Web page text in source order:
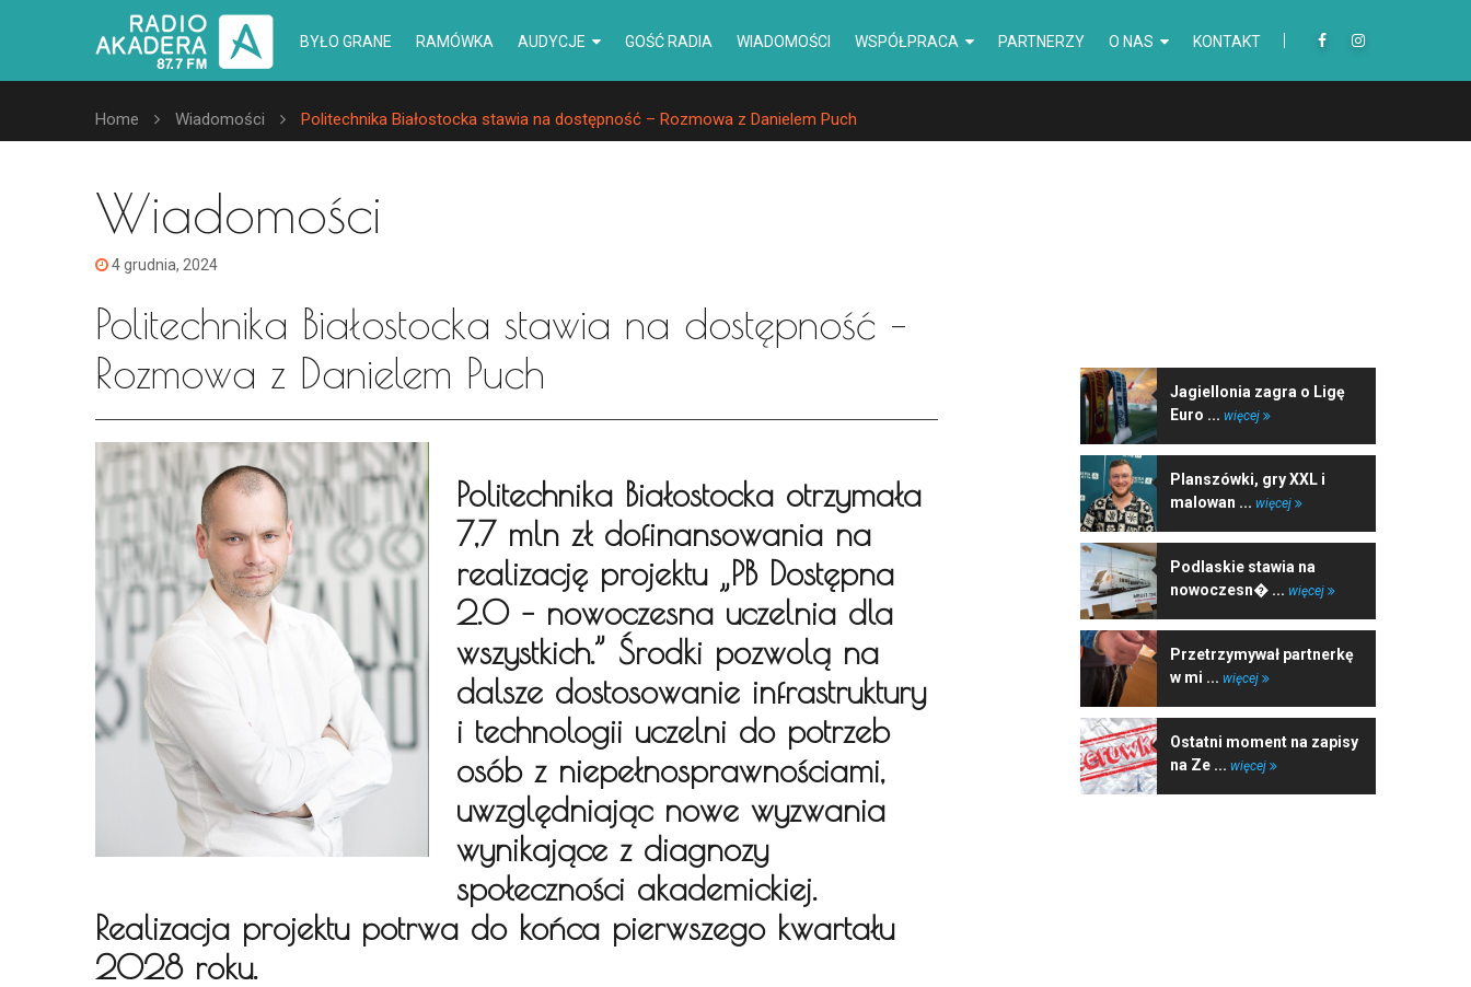
BYŁO GRANE RAMÓWKA AUDYCJE GOŚĆ RADIA WIADOMOŚCI WSPÓŁPRACA PARTNERZY O NAS KONTAKT
Home Wiadomości Politechnika Białostocka stawia na dostępność – Rozmowa z Danielem Puch
Wiadomości
4 grudnia, 2024
Politechnika Białostocka stawia na dostępność –
Rozmowa z Danielem Puch
Politechnika Białostocka otrzymała
7,7 mln zł dofinansowania na
realizację projektu „PB Dostępna
2.0 – nowoczesna uczelnia dla
wszystkich.” Środki pozwolą na
dalsze dostosowanie infrastruktury
i technologii uczelni do potrzeb
osób z niepełnosprawnościami,
uwzględniając nowe wyzwania
wynikające z diagnozy
społeczności akademickiej.
Realizacja projektu potrwa do końca pierwszego kwartału
2028 roku.
Jagiellonia zagra o Ligę
Euro ... więcej
Planszówki, gry XXL i
malowan ... więcej
Podlaskie stawia na
nowoczesn� ... więcej
Przetrzymywał partnerkę
w mi ... więcej
Ostatni moment na zapisy
na Ze ... więcej